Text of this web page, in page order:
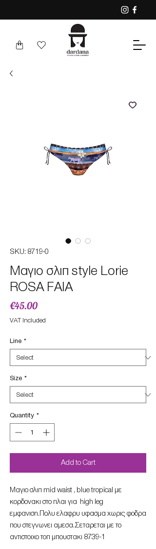
SKU: 8719-0
Μαγιο σλιπ style Lorie
ROSA FAIA
€45.00Price
VAT Included
Line *
Size *
Quantity *
Add to Cart
Mαγιο σλιπ mid waist , blue tropical με
κορδονακι στο πλαι για high leg
εμφανιση.Πολυ ελαφρυ υφασμα χωρις φοδρα
που στεγνωνει αμεσα.Σεταρεται με το
αντιστοιχο τοπ μπουστακι 8739-1